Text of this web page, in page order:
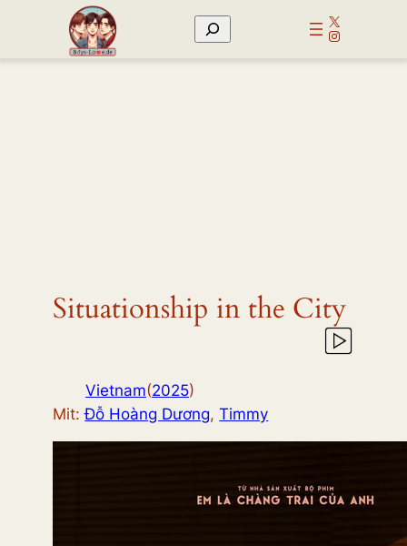
Suchen
X
Instagram
Situationship in the City
Vietnam(2025)
Mit:Đỗ Hoàng Dương,Timmy